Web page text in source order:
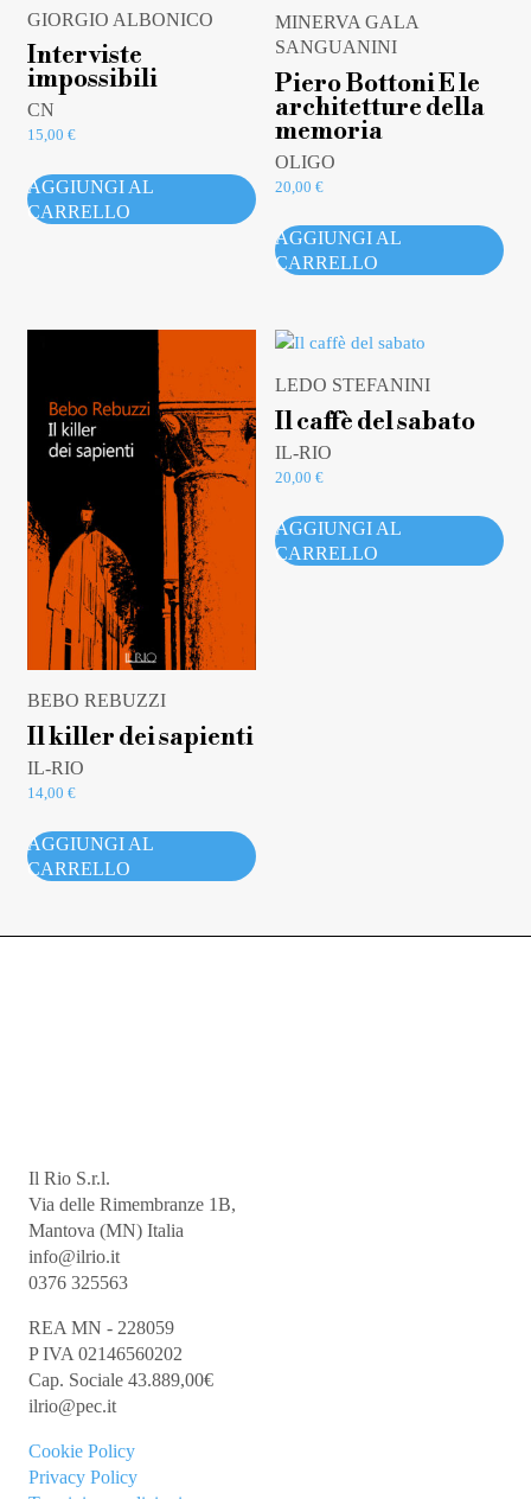
GIORGIO ALBONICO
Interviste
impossibili
CN
15,00 €
AGGIUNGI AL
CARRELLO
MINERVA GALA
SANGUANINI
Piero Bottoni E le
architetture della
memoria
OLIGO
20,00€
AGGIUNGI AL
CARRELLO
BEBO REBUZZI
Il killer dei sapienti
IL-RIO
14,00 €
AGGIUNGI AL
CARRELLO
LEDO STEFANINI
Il caffè del sabato
IL-RIO
20,00€
AGGIUNGI AL
CARRELLO
Il Rio S.r.l.
Via delle Rimembranze 1B,
Mantova (MN) Italia
info@ilrio.it
0376 325563
REA MN - 228059
P IVA 02146560202
Cap. Sociale 43.889,00€
ilrio@pec.it
Cookie Policy
Privacy Policy